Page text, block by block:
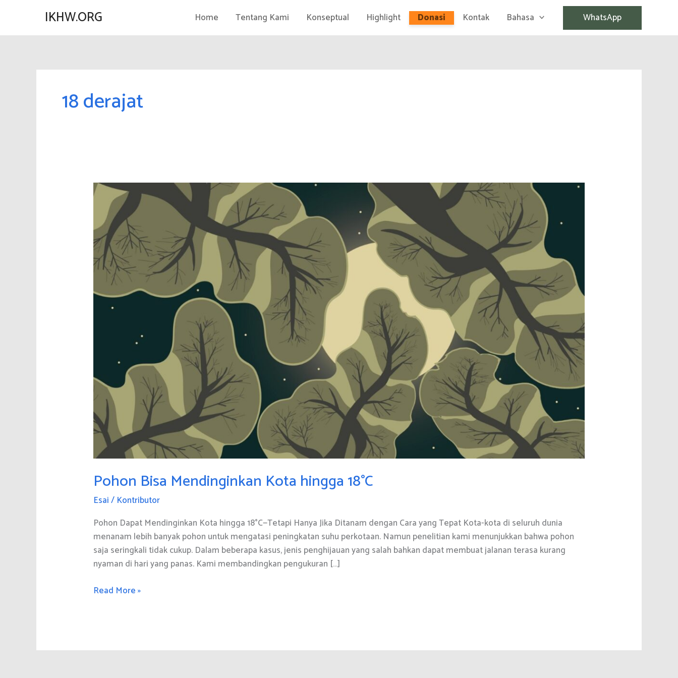
konten
IKHW.ORG Home Tentang Kami Konseptual Highlight Donasi Kontak Bahasa WhatsApp
18 derajat
Pohon Bisa Mendinginkan Kota hingga 18°C
Esai/ Kontributor
Pohon Dapat Mendinginkan Kota hingga 18°C—Tetapi Hanya Jika Ditanam dengan Cara yang Tepat Kota-kota di seluruh dunia
menanam lebih banyak pohon untuk mengatasi peningkatan suhu perkotaan. Namun penelitian kami menunjukkan bahwa pohon
saja seringkali tidak cukup. Dalam beberapa kasus, jenis penghijauan yang salah bahkan dapat membuat jalanan terasa kurang
nyaman di hari yang panas. Kami membandingkan pengukuran […]
Pohon
Read More »